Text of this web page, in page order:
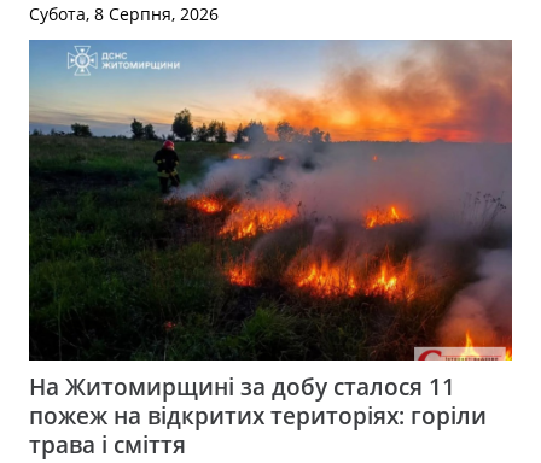
Субота, 8 Серпня, 2026
На Житомирщині за добу сталося 11
пожеж на відкритих територіях: горіли
трава і сміття